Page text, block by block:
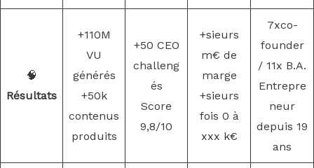
🧠
Résultats
+110M
VU
générés
+50k
contenus
produits
+50 CEO
challeng
és
Score
9,8/10
+sieurs
m€ de
marge
+sieurs
fois 0 à
xxx k€
7xco-
founder
/ 11x B.A.
Entrepre
neur
depuis 19
ans